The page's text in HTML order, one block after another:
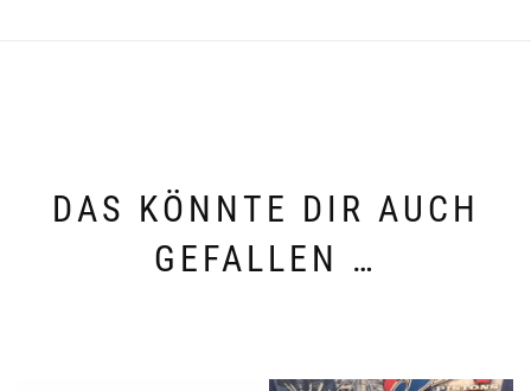
DAS KÖNNTE DIR AUCH
GEFALLEN …